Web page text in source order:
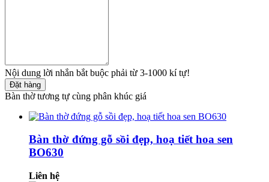
Nội dung lời nhắn bắt buộc phải từ 3-1000 kí tự!
Đặt hàng
Bàn thờ tương tự cùng phân khúc giá
Bàn thờ đứng gỗ sồi đẹp, hoạ tiết hoa sen
BO630
Liên hệ